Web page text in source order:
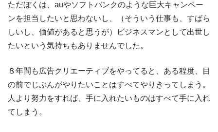
ただぼくは、auやソフトバンクのような巨大キャンペー
ンを担当したいと思わないし、（そういう仕事も、すばら
しいし、価値があると思うが）ビジネスマンとして出世し
たいという気持ちもありませんでした。
８年間も広告クリエーティブをやってると、ある程度、目
の前でじぶんがやりたいことはすべてやりきってしまう。
人より努力をすれば、手に入れたいものはすべて手に入れ
てしまう。